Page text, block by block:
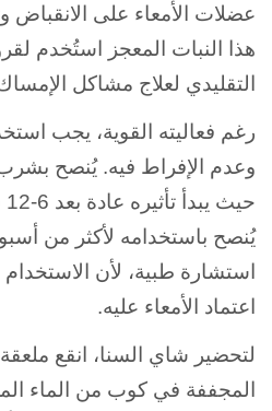
عضلات الأمعاء على الانقباض
هذا النبات المعجز استُخدم
التقليدي لعلاج مشاكل
رغم فعاليته القوية، يجب
وعدم الإفراط فيه. يُنصح
يُنصح باستخدامه لأكثر من
استشارة طبية، لأن
اعتماد الأمعاء عليه.
لتحضير شاي السنا، انقع